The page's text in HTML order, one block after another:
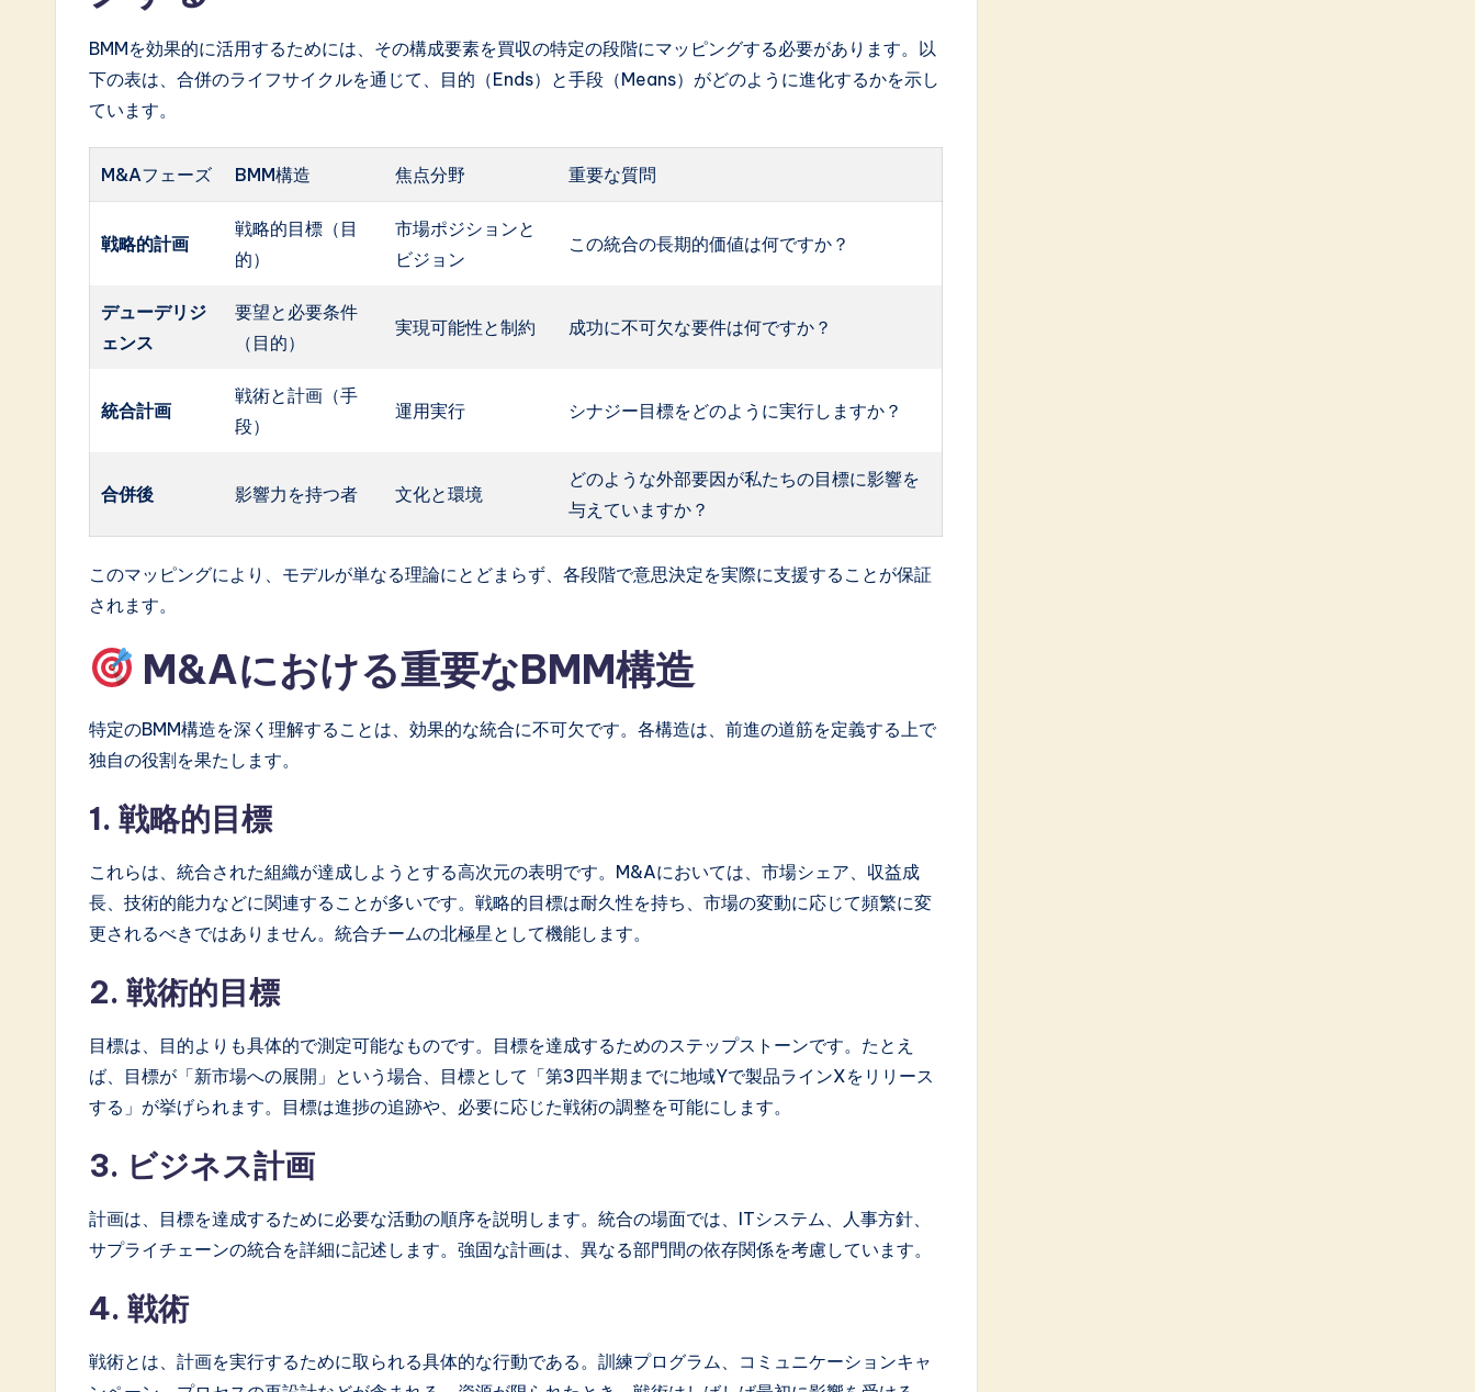
BMMを効果的に活用するためには、その構成要素を買収の特定の段階にマッピングする必要があります。以
下の表は、合併のライフサイクルを通じて、目的（Ends）と手段（Means）がどのように進化するかを示し
ています。
M&Aフェーズ BMM構造 焦点分野 重要な質問
戦略的計画
戦略的目標（目
的）
市場ポジションと
ビジョン
この統合の長期的価値は何ですか？
デューデリジ
ェンス
要望と必要条件
（目的）
実現可能性と制約 成功に不可欠な要件は何ですか？
統合計画
戦術と計画（手
段）
運用実行 シナジー目標をどのように実行しますか？
合併後 影響力を持つ者 文化と環境
どのような外部要因が私たちの目標に影響を
与えていますか？
このマッピングにより、モデルが単なる理論にとどまらず、各段階で意思決定を実際に支援することが保証
されます。
M&Aにおける重要なBMM構造
特定のBMM構造を深く理解することは、効果的な統合に不可欠です。各構造は、前進の道筋を定義する上で
独自の役割を果たします。
1. 戦略的目標
これらは、統合された組織が達成しようとする高次元の表明です。M&Aにおいては、市場シェア、収益成
長、技術的能力などに関連することが多いです。戦略的目標は耐久性を持ち、市場の変動に応じて頻繁に変
更されるべきではありません。統合チームの北極星として機能します。
2. 戦術的目標
目標は、目的よりも具体的で測定可能なものです。目標を達成するためのステップストーンです。たとえ
ば、目標が「新市場への展開」という場合、目標として「第3四半期までに地域Yで製品ラインXをリリース
する」が挙げられます。目標は進捗の追跡や、必要に応じた戦術の調整を可能にします。
3. ビジネス計画
計画は、目標を達成するために必要な活動の順序を説明します。統合の場面では、ITシステム、人事方針、
サプライチェーンの統合を詳細に記述します。強固な計画は、異なる部門間の依存関係を考慮しています。
4. 戦術
戦術とは、計画を実行するために取られる具体的な行動である。訓練プログラム、コミュニケーションキャ